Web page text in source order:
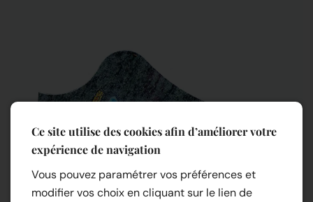
Ce site utilise des cookies afin d’améliorer votre
expérience de navigation
Vous pouvez paramétrer vos préférences et
modifier vos choix en cliquant sur le lien de